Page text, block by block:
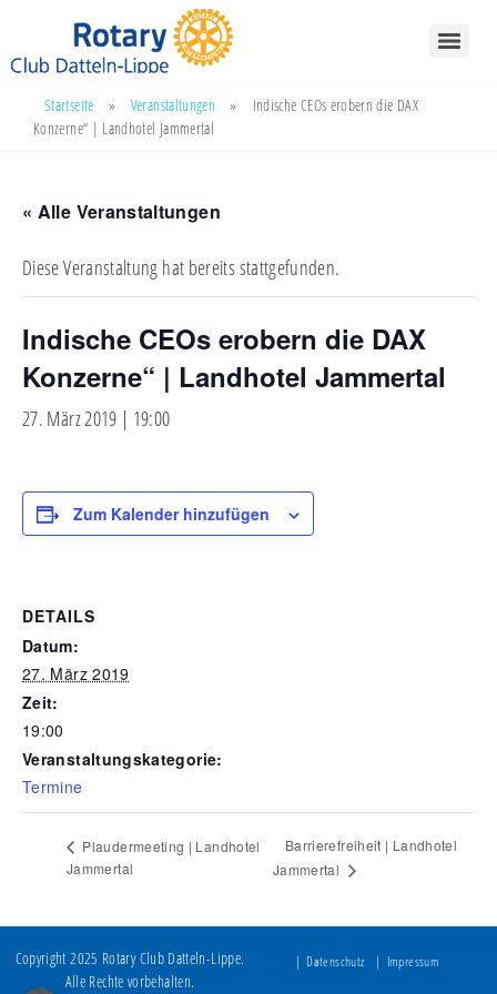
Startseite » Veranstaltungen »
Indische CEOs erobern die DAX
Konzerne“ | Landhotel Jammertal
« Alle Veranstaltungen
Diese Veranstaltung hat bereits stattgefunden.
Indische CEOs erobern die DAX
Konzerne“ | Landhotel Jammertal
27. März 2019 | 19:00
Zum Kalender hinzufügen
DETAILS
Datum:
27. März 2019
Zeit:
19:00
Veranstaltungskategorie:
Termine
Plaudermeeting | Landhotel
Jammertal
Barrierefreiheit | Landhotel
Jammertal
Copyright 2025 Rotary Club Datteln-Lippe.
Alle Rechte vorbehalten.
Datenschutz Impressum